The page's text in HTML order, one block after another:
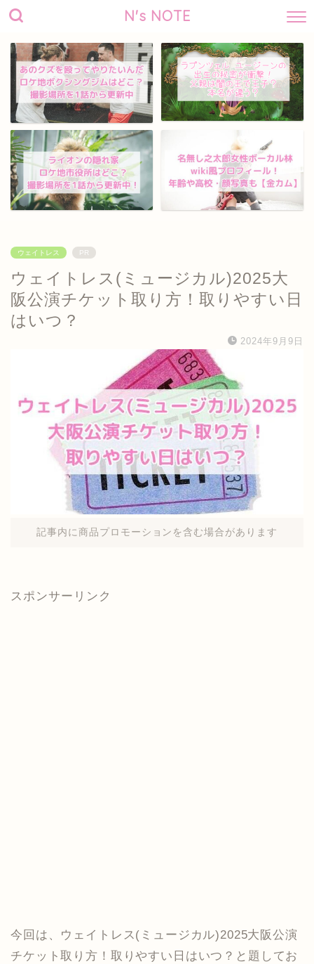
N's NOTE
ウェイトレス PR
ウェイトレス(ミュージカル)2025大
阪公演チケット取り方！取りやすい日
はいつ？
2024年9月9日
記事内に商品プロモーションを含む場合があります
スポンサーリンク
今回は、ウェイトレス(ミュージカル)2025大阪公演
チケット取り方！取りやすい日はいつ？と題してお